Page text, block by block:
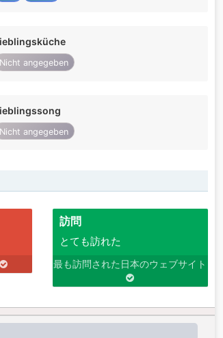
Nicht angegeben
Nicht angegeben
訪問
とても訪れた
最も訪問された日本のウェブサイト